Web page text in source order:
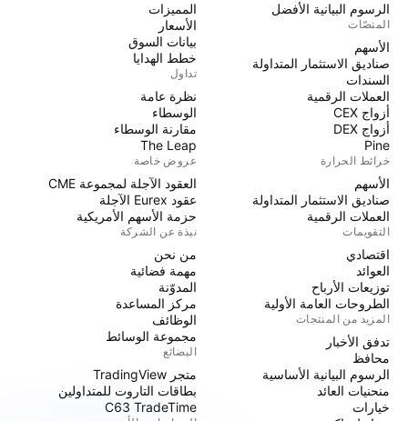
الرسوم البيانية الأفضل
المنصّات
الأسهم
صناديق الاستثمار المتداولة
السندات
العملات الرقمية
أزواج CEX
أزواج DEX
Pine
خرائط الحرارة
الأسهم
صناديق الاستثمار المتداولة
العملات الرقمية
التقويمات
اقتصادي
العوائد
توزيعات الأرباح
الطروحات العامة الأولية
المزيد من المنتجات
تدفق الأخبار
محافظ
الرسوم البيانية الأساسية
منحنيات العائد
خيارات
المميزات
الأسعار
بيانات السوق
خطط الهدايا
تداول
نظرة عامة
الوسطاء
مقارنة الوسطاء
The Leap
عروض خاصة
العقود الآجلة لمجموعة CME
عقود Eurex الآجلة
حزمة الأسهم الأمريكية
نبذة عن الشركة
من نحن
مهمة فضائية
المدوّنة
مركز المساعدة
الوظائف
مجموعة الوسائط
البضائع
متجر TradingView
بطاقات التاروت للمتداولين
C63 TradeTime